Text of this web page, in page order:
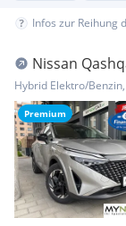
Infos zur Reihung
Premium
Nissan
Xtronic inkl....
Hybrid Elektro/